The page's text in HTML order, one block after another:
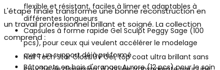
flexible et résistant, faciles à limer et adaptables à
différentes longueurs
Capsules à forme rapide Gel Sculpt Peggy Sage (100
pcs), pour ceux qui veulent accélérer le modelage
avec un support déjà préformé
Bâtonnets en bois d'oranger Aurore(12 pcs) pour le soin
L'étape finale transforme une bonne reconstruction en
un travail professionnel brillant et soigné. La collection
comprend :
Nail Tech Star Gloss UV Gel, top coat ultra brillant sans